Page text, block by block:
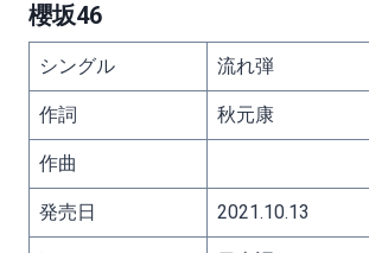
櫻坂46
シングル 流れ弾
作詞 秋元康
作曲
発売日 2021.10.13